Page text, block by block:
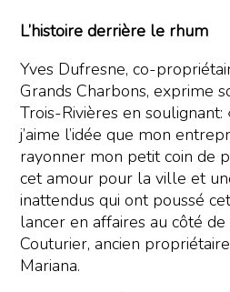
L’histoire derrière le rhum
Yves Dufresne, co-
Grands Charbons, exprime
Trois-Rivières en soulignant:
j’aime l’idée que mon
rayonner mon petit coin de
cet amour pour la ville et
inattendus qui ont poussé
lancer en affaires au côté
Couturier, ancien
Mariana.